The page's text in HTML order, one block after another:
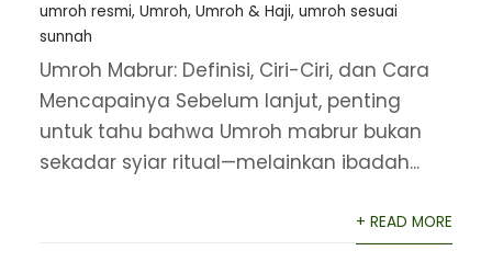
umroh resmi, Umroh, Umroh & Haji, umroh sesuai
sunnah
Umroh Mabrur: Definisi, Ciri-Ciri, dan Cara
Mencapainya Sebelum lanjut, penting
untuk tahu bahwa Umroh mabrur bukan
sekadar syiar ritual—melainkan ibadah...
+ READ MORE